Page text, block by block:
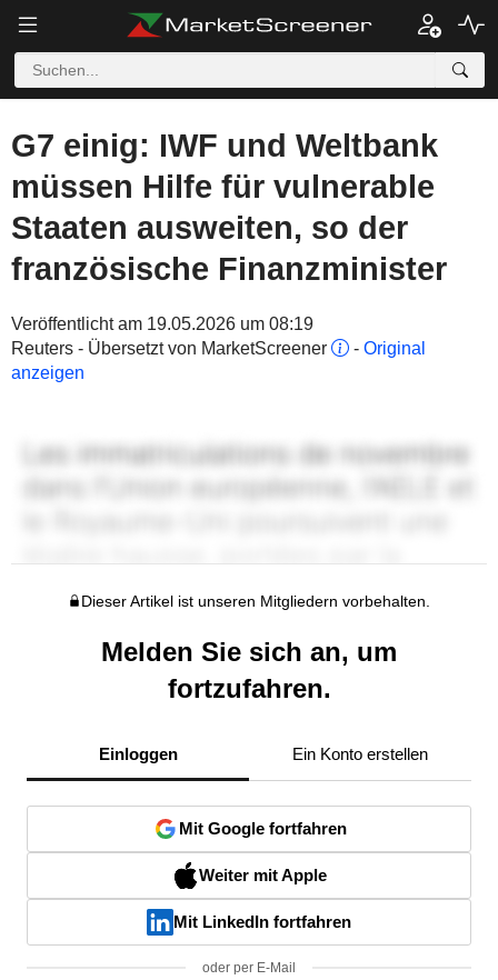
G7 einig: IWF und Weltbank
müssen Hilfe für vulnerable
Staaten ausweiten, so der
französische Finanzminister
Veröffentlicht am 19.05.2026 um 08:19
Reuters - Übersetzt von MarketScreener
- Original
anzeigen
Dieser Artikel ist unseren Mitgliedern vorbehalten.
Melden Sie sich an, um
fortzufahren.
Einloggen Ein Konto erstellen
Mit Google fortfahren
Weiter mit Apple
Mit LinkedIn fortfahren
oder per E-Mail